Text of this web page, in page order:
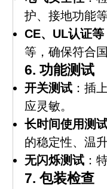
护、接地功能
CE、UL认证等
等，确保符合
6. 功能测试
开关测试 ：插
应灵敏。
长时间使用测
的稳定性、温
无闪烁测试 ：
7. 包装检查